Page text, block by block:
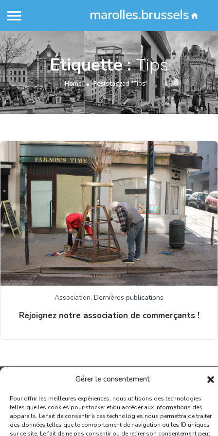
Gérer le consentement
Pour offrir les meilleures expériences, nous utilisons des technologies
telles que les cookies pour stocker et/ou accéder aux informations des
appareils. Le fait de consentir à ces technologies nous permettra de traiter
des données telles que le comportement de navigation ou les ID uniques
sur ce site. Le fait de ne pas consentir ou de retirer son consentement peut
Étiquette :Tips
Home Posts tagged "Tips"
Association, Dernières publications
Rejoignez notre association de commerçants !
Inscription Commerce
Association des Commerçants du Quartier Bruegel et des